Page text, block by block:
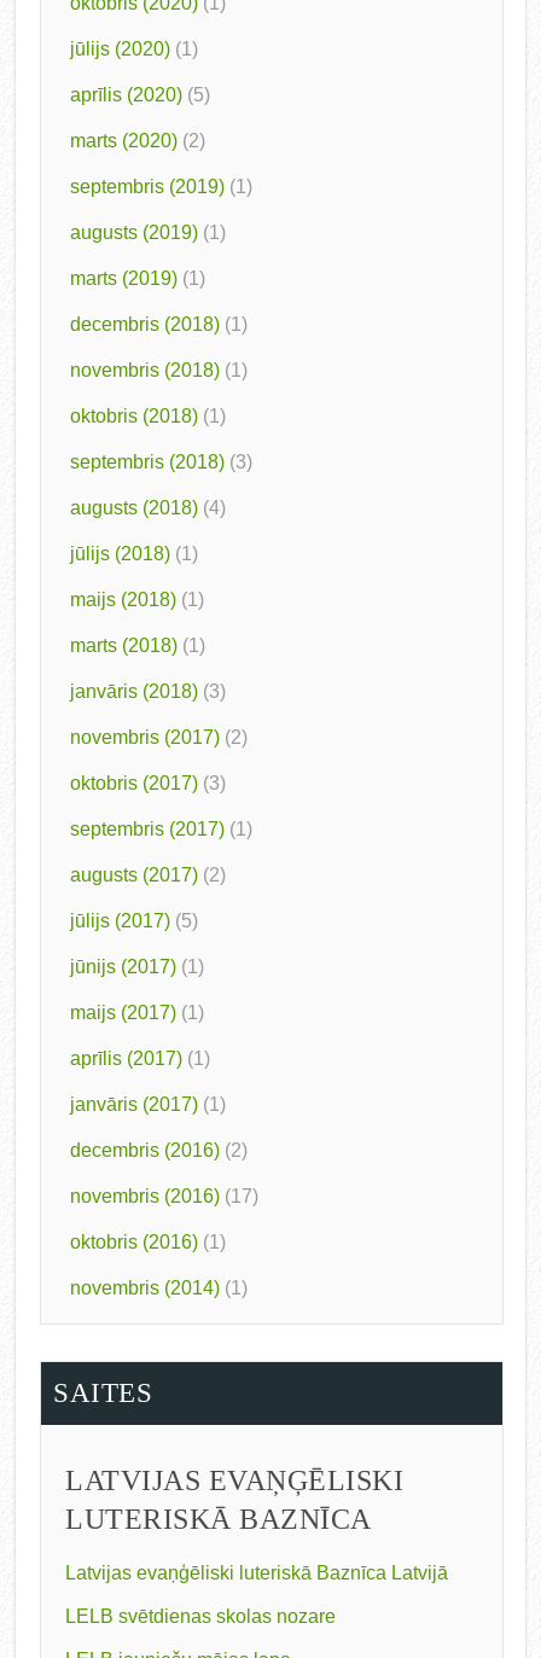
jūlijs (2020) (1)
aprīlis (2020) (5)
marts (2020) (2)
septembris (2019) (1)
augusts (2019) (1)
marts (2019) (1)
decembris (2018) (1)
novembris (2018) (1)
oktobris (2018) (1)
septembris (2018) (3)
augusts (2018) (4)
jūlijs (2018) (1)
maijs (2018) (1)
marts (2018) (1)
janvāris (2018) (3)
novembris (2017) (2)
oktobris (2017) (3)
septembris (2017) (1)
augusts (2017) (2)
jūlijs (2017) (5)
jūnijs (2017) (1)
maijs (2017) (1)
aprīlis (2017) (1)
janvāris (2017) (1)
decembris (2016) (2)
novembris (2016) (17)
oktobris (2016) (1)
novembris (2014) (1)
SAITES
LATVIJAS EVAŅĢĒLISKI
LUTERISKĀ BAZNĪCA
Latvijas evaņģēliski luteriskā Baznīca Latvijā
LELB svētdienas skolas nozare